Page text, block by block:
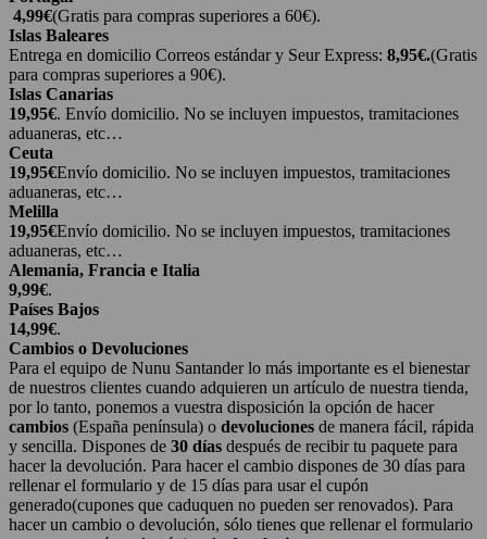
4,99€(Gratis para compras superiores a 60€).
Islas Baleares
Entrega en domicilio Correos estándar y Seur Express: 8,95€.(Gratis
para compras superiores a 90€).
Islas Canarias
19,95€. Envío domicilio. No se incluyen impuestos, tramitaciones
aduaneras, etc…
Ceuta
19,95€Envío domicilio. No se incluyen impuestos, tramitaciones
aduaneras, etc…
Melilla
19,95€Envío domicilio. No se incluyen impuestos, tramitaciones
aduaneras, etc…
Alemania, Francia e Italia
9,99€.
Países Bajos
14,99€.
Cambios o Devoluciones
Para el equipo de Nunu Santander lo más importante es el bienestar
de nuestros clientes cuando adquieren un artículo de nuestra tienda,
por lo tanto, ponemos a vuestra disposición la opción de hacer
cambios (España península) o devoluciones de manera fácil, rápida
y sencilla. Dispones de 30 días después de recibir tu paquete para
hacer la devolución. Para hacer el cambio dispones de 30 días para
rellenar el formulario y de 15 días para usar el cupón
generado(cupones que caduquen no pueden ser renovados). Para
hacer un cambio o devolución, sólo tienes que rellenar el formulario